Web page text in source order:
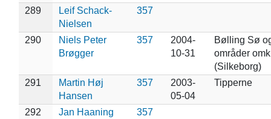
289
Leif Schack-
Nielsen
357
290
Niels Peter
Brøgger
357
2004-
10-31
Bølling Sø
områder
(Silkeborg)
291
Martin Høj
Hansen
357
2003-
05-04
Tipperne
292
Jan Haaning
357